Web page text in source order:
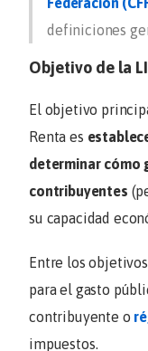
definiciones
Objetivo de la
El objetivo
Renta es
determinar cómo
contribuyentes
su capacidad
Entre los
para el gasto
contribuyente o
impuestos.